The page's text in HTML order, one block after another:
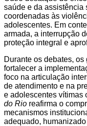
saúde e da assistência
coordenadas às
adolescentes. Em
armada, a interrupção
proteção integral e
Durante os debates,
fortalecer a
foco na articulação
de atendimento e na
e adolescentes vítimas
do Rio reafirma o
mecanismos
adequado,